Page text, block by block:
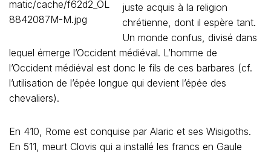
juste acquis à la religion
chrétienne, dont il espère tant.
Un monde confus, divisé dans
lequel émerge l’Occident médiéval. L’homme de
l’Occident médiéval est donc le fils de ces barbares (cf.
l’utilisation de l’épée longue qui devient l’épée des
chevaliers).
En 410, Rome est conquise par Alaric et ses Wisigoths.
En 511, meurt Clovis qui a installé les francs en Gaule